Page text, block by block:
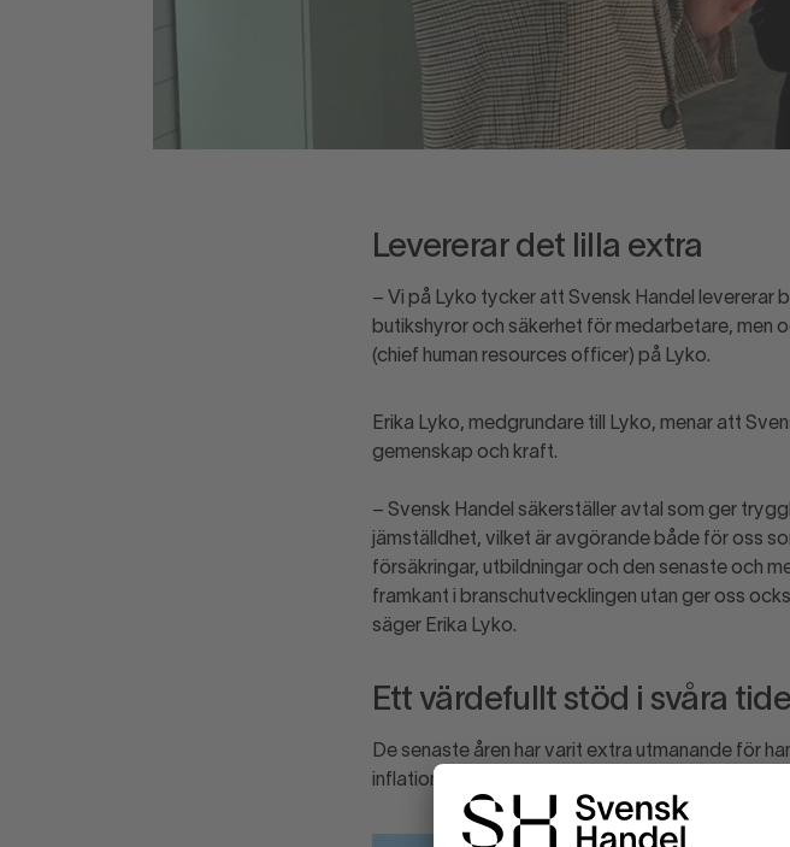
Levererar det lilla extra
– Vi på Lyko tycker att Svensk Handel levererar
butikshyror och säkerhet för medarbetare, men
(chief human resources officer) på Lyko.
Erika Lyko, medgrundare till Lyko, menar att
gemenskap och kraft.
– Svensk Handel säkerställer avtal som ger
jämställdhet, vilket är avgörande både för oss
försäkringar, utbildningar och den senaste och
framkant i branschutvecklingen utan ger oss
säger Erika Lyko.
Ett värdefullt stöd i svåra
De senaste åren har varit extra utmanande för
inflation. För Moa Wictorén har Svensk Handels